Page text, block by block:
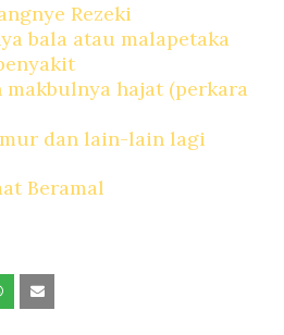
Rezeki
bala atau malapetaka
hajat (perkara
dan lain-lain lagi
Beramal